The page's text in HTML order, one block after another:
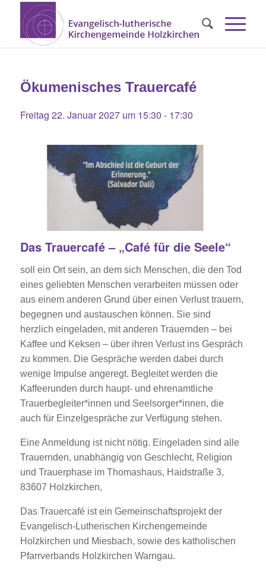
Ökumenisches Trauercafé
Freitag 22. Januar 2027 um 15:30 - 17:30
Das Trauercafé – „Café für die Seele“
soll ein Ort sein, an dem sich Menschen, die den Tod
eines geliebten Menschen verarbeiten müssen oder
aus einem anderen Grund über einen Verlust trauern,
begegnen und austauschen können. Sie sind
herzlich eingeladen, mit anderen Trauernden – bei
Kaffee und Keksen – über ihren Verlust ins Gespräch
zu kommen. Die Gespräche werden dabei durch
wenige Impulse angeregt. Begleitet werden die
Kaffeerunden durch haupt- und ehrenamtliche
Trauerbegleiter*innen und Seelsorger*innen, die
auch für Einzelgespräche zur Verfügung stehen.
Eine Anmeldung ist nicht nötig. Eingeladen sind alle
Trauernden, unabhängig von Geschlecht, Religion
und Trauerphase im Thomashaus, Haidstraße 3,
83607 Holzkirchen,
Das Trauercafé ist ein Gemeinschaftsprojekt der
Evangelisch-Lutherischen Kirchengemeinde
Holzkirchen und Miesbach, sowie des katholischen
Pfarrverbands Holzkirchen Warngau.